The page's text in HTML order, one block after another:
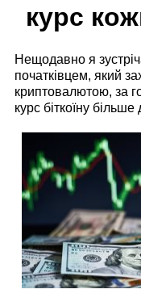
курс
Нещодавно я
початківцем, який
криптовалютою, за
курс біткоїну більше